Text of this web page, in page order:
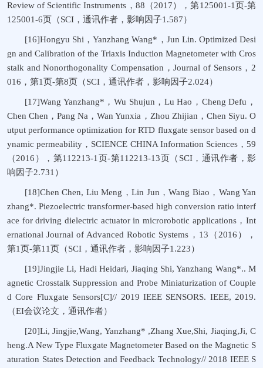
Review of Scientific Instruments，88（2017），第125001-1页-第
125001-6页（SCI，通讯作者，影响因子1.587）
[16]Hongyu Shi，Yanzhang Wang*，Jun Lin. Optimized Desi
gn and Calibration of the Triaxis Induction Magnetometer with Cros
stalk and Nonorthogonality Compensation，Journal of Sensors，2
016，第1页-第8页（SCI，通讯作者，影响因子2.024）
[17]Wang Yanzhang*，Wu Shujun，Lu Hao，Cheng Defu，
Chen Chen，Pang Na，Wan Yunxia，Zhou Zhijian，Chen Siyu. O
utput performance optimization for RTD fluxgate sensor based on d
ynamic permeability，SCIENCE CHINA Information Sciences，59
（2016），第112213-1页-第112213-13页（SCI，通讯作者，影
响因子2.731）
[18]Chen Chen, Liu Meng，Lin Jun，Wang Biao，Wang Yan
zhang*. Piezoelectric transformer-based high conversion ratio interf
ace for driving dielectric actuator in microrobotic applications，Int
ernational Journal of Advanced Robotic Systems，13（2016），
第1页-第11页（SCI，通讯作者，影响因子1.223）
[19]Jingjie Li, Hadi Heidari, Jiaqing Shi, Yanzhang Wang*.. M
agnetic Crosstalk Suppression and Probe Miniaturization of Couple
d Core Fluxgate Sensors[C]// 2019 IEEE SENSORS. IEEE, 2019.
（EI会议论文，通讯作者）
[20]Li, Jingjie,Wang, Yanzhang* ,Zhang Xue,Shi, Jiaqing,Ji, C
heng.A New Type Fluxgate Magnetometer Based on the Magnetic S
aturation States Detection and Feedback Technology// 2018 IEEE S